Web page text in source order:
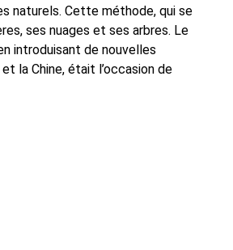
naturels. Cette méthode, qui se
ses nuages et ses arbres. Le
introduisant de nouvelles
la Chine, était l’occasion de